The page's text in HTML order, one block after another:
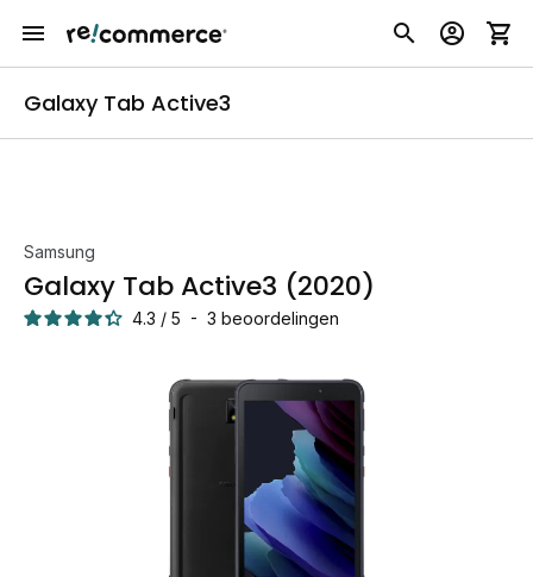
Galaxy Tab Active3
Samsung
Galaxy Tab Active3 (2020)
4.3 / 5 - 3 beoordelingen